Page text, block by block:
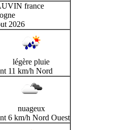
france
2026
légère pluie
11 km/h Nord
nuageux
6 km/h Nord Ouest